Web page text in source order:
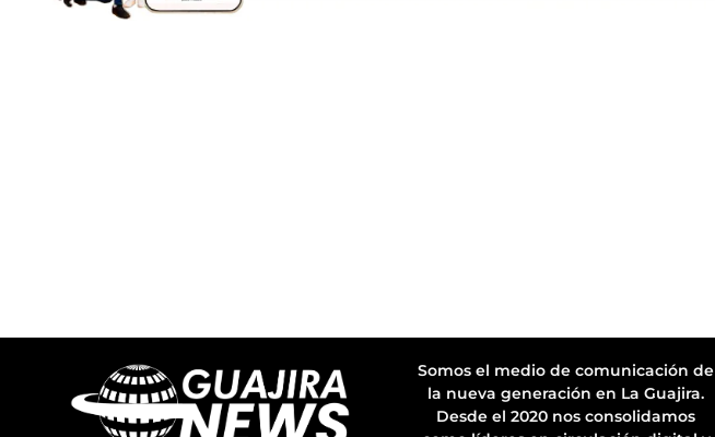
Somos el medio de comunicación de
la nueva generación en La Guajira.
Desde el 2020 nos consolidamos